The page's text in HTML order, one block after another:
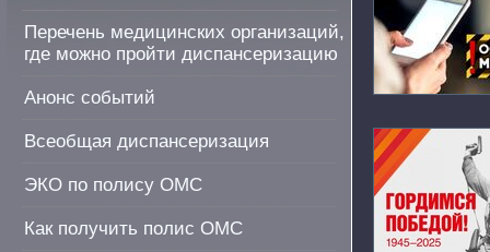
Перечень медицинских организаций,
где можно пройти диспансеризацию
Анонс событий
Всеобщая диспансеризация
ЭКО по полису ОМС
Как получить полис ОМС